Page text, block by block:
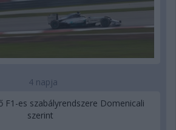
4 napja
F1-es szabályrendszere Domenicali
szerint